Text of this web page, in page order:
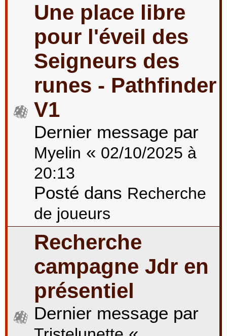
Une place libre
pour l'éveil des
Seigneurs des
runes - Pathfinder
V1
Dernier message par
Myelin « 02/10/2025 à
20:13
Posté dans Recherche
de joueurs
Recherche
campagne Jdr en
présentiel
Dernier message par